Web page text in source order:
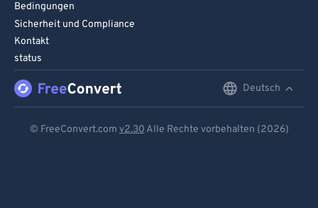
Bedingungen
Sicherheit und Compliance
Kontakt
status
Deutsch
© FreeConvert.com v2.30 Alle Rechte vorbehalten (2026)